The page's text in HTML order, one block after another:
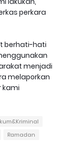
perkara
berhati-hati
menjadi
melaporkan
kami
Ramadan